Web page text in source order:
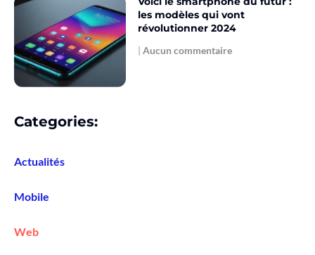
les modèles qui vont
révolutionner 2024
Aucun commentaire
Categories:
Actualités
Mobile
Web